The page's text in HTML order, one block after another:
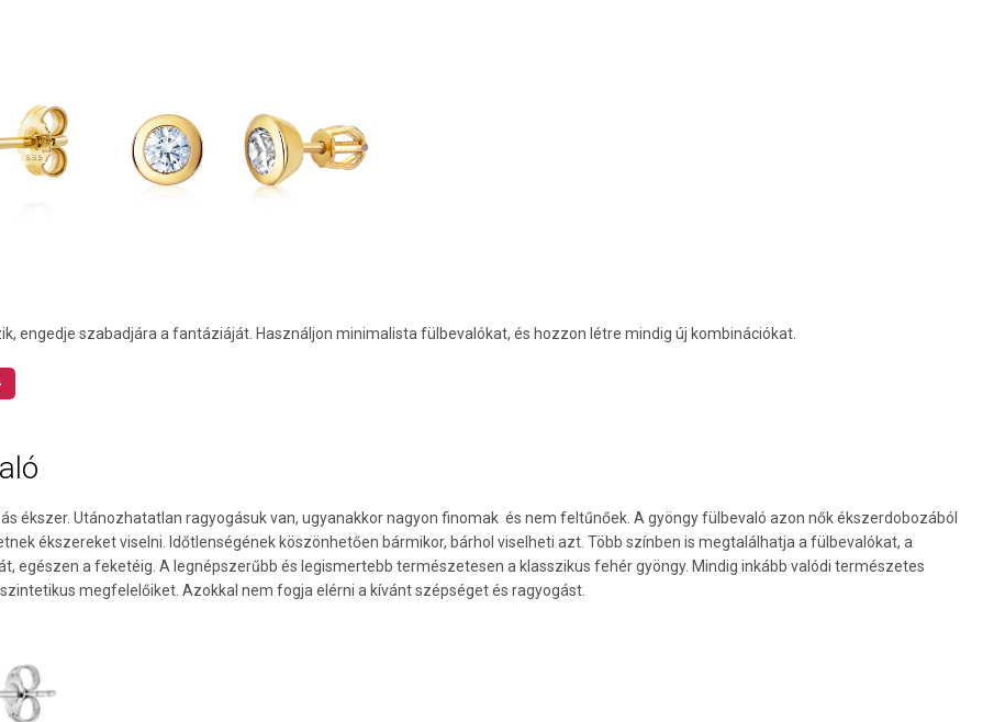
engedje szabadjára a fantáziáját. Használjon minimalista fülbevalókat, és hozzon létre mindig új kombinációkat.
ékszer. Utánozhatatlan ragyogásuk van, ugyanakkor nagyon finomak és nem feltűnőek. A gyöngy fülbevaló azon nők ékszerdobozából
ékszereket viselni. Időtlenségének köszönhetően bármikor, bárhol viselheti azt. Több színben is megtalálhatja a fülbevalókat, a
egészen a feketéig. A legnépszerűbb és legismertebb természetesen a klasszikus fehér gyöngy. Mindig inkább valódi természetes
megfelelőiket. Azokkal nem fogja elérni a kívánt szépséget és ragyogást.